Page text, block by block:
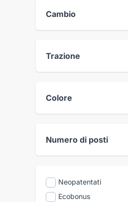
Cambio
Trazione
Colore
Numero di posti
Neopatentati
Ecobonus